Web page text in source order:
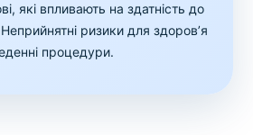
які впливають на здатність до
ризики для здоров’я
процедури.